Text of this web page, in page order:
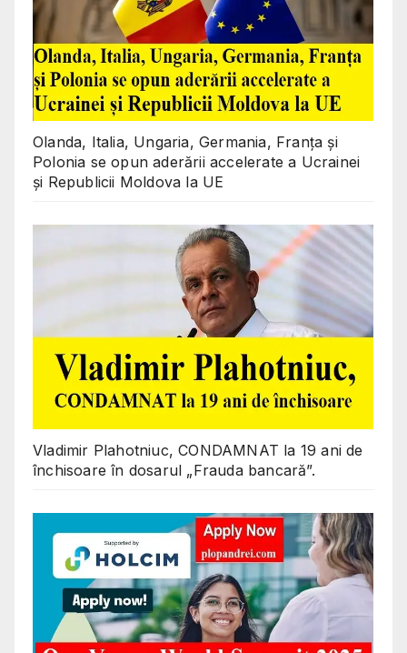
Olanda, Italia, Ungaria, Germania, Franța și
Polonia se opun aderării accelerate a Ucrainei
și Republicii Moldova la UE
Vladimir Plahotniuc, CONDAMNAT la 19 ani de
închisoare în dosarul „Frauda bancară”.